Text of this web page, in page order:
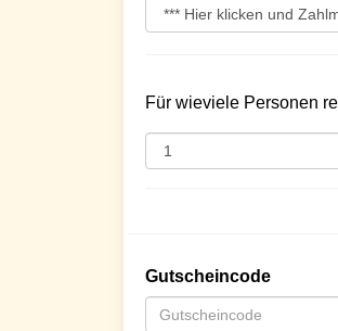
Für wieviele Personen
Gutscheincode